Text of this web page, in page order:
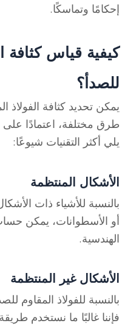
إحكامًا وتماسكًا.
كيفية قياس كثافة
للصدأ؟
يمكن تحديد كثافة الفولاذ
طرق مختلفة، اعتمادًا
يلي أكثر التقنيات شيوعًا:
الأشكال المنتظمة
بالنسبة للأشياء ذات
أو الأسطوانات، يمكن
الهندسية.
الأشكال غير المنتظمة
بالنسبة للفولاذ المقاوم
فإننا غالبًا ما نستخدم